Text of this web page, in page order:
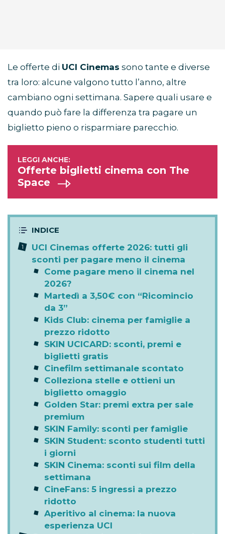
Le offerte di UCI Cinemas sono tante e diverse
tra loro: alcune valgono tutto l’anno, altre
cambiano ogni settimana. Sapere quali usare e
quando può fare la differenza tra pagare un
biglietto pieno o risparmiare parecchio.
Offerte biglietti cinema con The
Space
UCI Cinemas offerte 2026: tutti gli
sconti per pagare meno il cinema
Come pagare meno il cinema nel
2026?
Martedì a 3,50€ con “Ricomincio
da 3”
Kids Club: cinema per famiglie a
prezzo ridotto
SKIN UCICARD: sconti, premi e
biglietti gratis
Cinefilm settimanale scontato
Colleziona stelle e ottieni un
biglietto omaggio
Golden Star: premi extra per sale
premium
SKIN Family: sconti per famiglie
SKIN Student: sconto studenti tutti
i giorni
SKIN Cinema: sconti sui film della
settimana
CineFans: 5 ingressi a prezzo
ridotto
Aperitivo al cinema: la nuova
esperienza UCI